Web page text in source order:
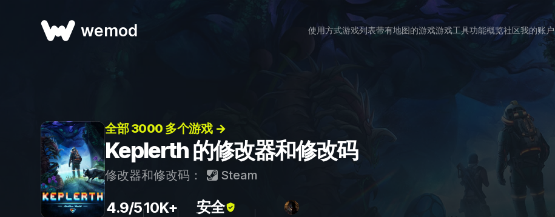
wemod 使用方式游戏列表带有地图的游戏游戏工具功能概览社区我的账户
全部 3000 多个游戏 →
Keplerth 的修改器和修改码
修改器和修改码： Steam
4.9/510K+ 安全